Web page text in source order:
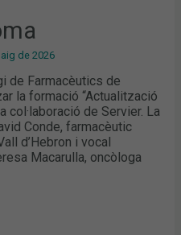
de 2026
de Farmacèutics de
la formació “Actualització
col·laboració de Servier. La
Conde, farmacèutic
d’Hebron i vocal
Macarulla, oncòloga